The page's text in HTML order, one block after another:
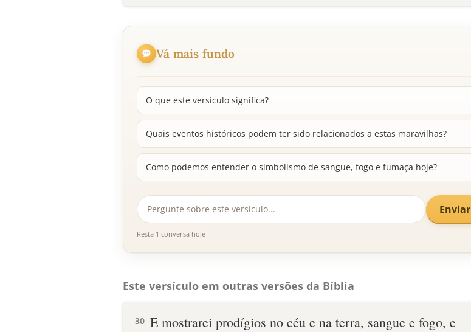
Vá mais fundo
O que este versículo significa?
Quais eventos históricos podem ter sido relacionados a estas maravilhas?
Como podemos entender o simbolismo de sangue, fogo e fumaça hoje?
Enviar
Resta 1 conversa hoje
Este versículo em outras versões da Bíblia
30 E mostrarei prodígios no céu e na terra, sangue e fogo, e